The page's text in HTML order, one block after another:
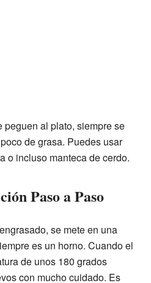
peguen al plato, siempre se
de grasa. Puedes usar
o incluso manteca de cerdo.
Paso a Paso
se mete en una
es un horno. Cuando el
de unos 180 grados
con mucho cuidado. Es